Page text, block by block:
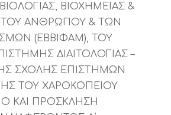
ΒΙΟΧΗΜΕΙΑΣ &
ΤΟΥ ΑΝΘΡΩΠΟΥ & ΤΩΝ
(ΕΒΒΙΦΑΜ), ΤΟΥ
ΔΙΑΙΤΟΛΟΓΙΑΣ –
ΣΧΟΛΗΣ ΕΠΙΣΤΗΜΩΝ
ΤΟΥ ΧΑΡΟΚΟΠΕΙΟΥ
ΚΑΙ ΠΡΟΣΚΛΗΣΗ